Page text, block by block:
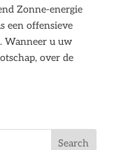
Zonne-energie
een offensieve
Wanneer u uw
over de